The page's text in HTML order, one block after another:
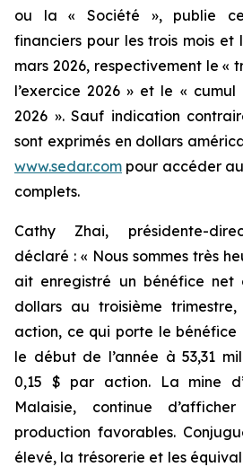
ou la « Société », publie
financiers pour les trois mois et
mars 2026, respectivement le «
l’exercice 2026 » et le « cumul
2026 ». Sauf indication
sont exprimés en dollars
www.sedar.com pour accéder
complets.
Cathy Zhai, présidente-
déclaré : « Nous sommes très
ait enregistré un bénéfice net
dollars au troisième
action, ce qui porte le
le début de l’année à 53,31
0,15 $ par action. La mine
Malaisie, continue
production favorables.
élevé, la trésorerie et les